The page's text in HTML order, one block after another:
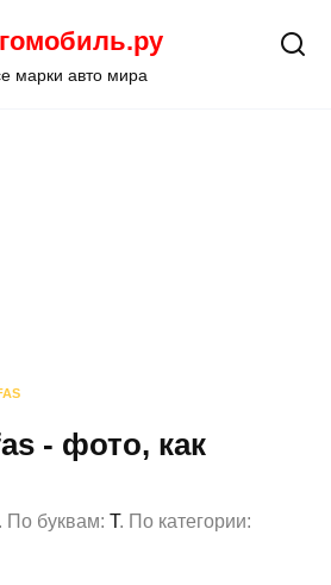
марки авто мира
- фото, как
. По буквам: T. По категории: